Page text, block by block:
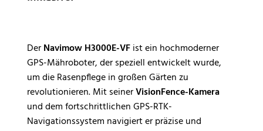
DerNavimow H3000E-VFist ein hochmoderner
GPS-Mähroboter, der speziell entwickelt wurde,
um die Rasenpflege in großen Gärten zu
revolutionieren. Mit seinerVisionFence-Kamera
und dem fortschrittlichen GPS-RTK-
Navigationssystem navigiert er präzise und